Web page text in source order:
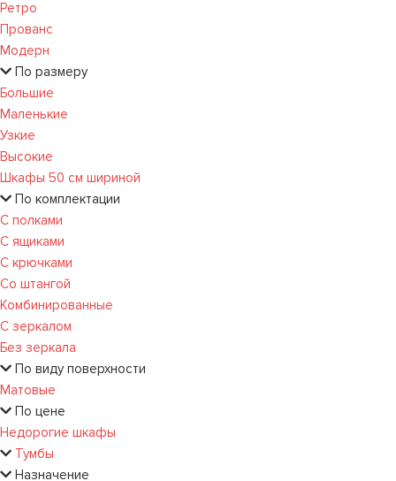
Ретро
Прованс
Модерн
По размеру
Большие
Маленькие
Узкие
Высокие
Шкафы 50 см шириной
По комплектации
С полками
С ящиками
С крючками
Со штангой
Комбинированные
С зеркалом
Без зеркала
По виду поверхности
Матовые
По цене
Недорогие шкафы
Тумбы
Назначение